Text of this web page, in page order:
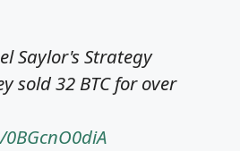
Saylor's Strategy
sold 32 BTC for over